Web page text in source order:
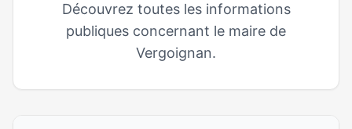
Découvrez toutes les informations
publiques concernant le maire de
Vergoignan.